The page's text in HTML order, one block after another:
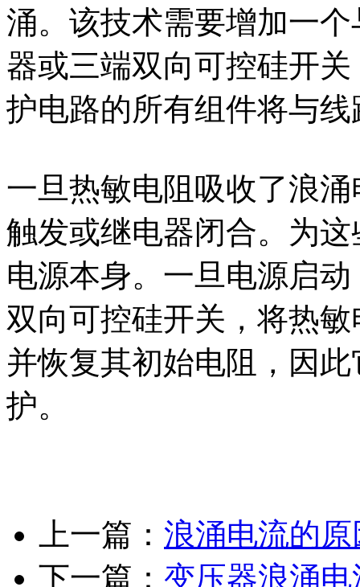
涌。该技术需要增加一
器或三端双向可控硅开
护电路的所有组件将与
一旦热敏电阻吸收了浪
触发或继电器闭合。为
电源本身。一旦电源启
双向可控硅开关，将热
并恢复其初始电阻，因
护。
上一篇： 浪涌电流的
下一篇： 变压器浪涌